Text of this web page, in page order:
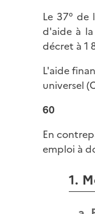
Le 37° de
d'aide à
décret à 1
L'aide
universel
60
En
emploi à
1.